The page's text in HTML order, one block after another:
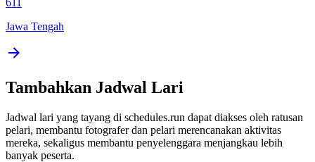
611
Jawa Tengah
Tambahkan Jadwal Lari
Jadwal lari yang tayang di schedules.run dapat diakses oleh ratusan
pelari, membantu fotografer dan pelari merencanakan aktivitas
mereka, sekaligus membantu penyelenggara menjangkau lebih
banyak peserta.